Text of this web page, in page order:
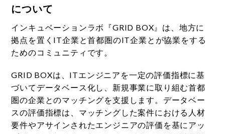
について
インキュベーションラボ『GRID BOX』は、地方に
拠点を置くIT企業と首都圏のIT企業とが協業をする
ためのコミュニティです。
GRID BOXは、ITエンジニアを一定の評価指標に基
づいてデータベース化し、新規事業に取り組む首都
圏の企業とのマッチングを支援します。データベー
スの評価指標は、マッチングした案件における人材
要件やアサインされたエンジニアの評価を基にアッ